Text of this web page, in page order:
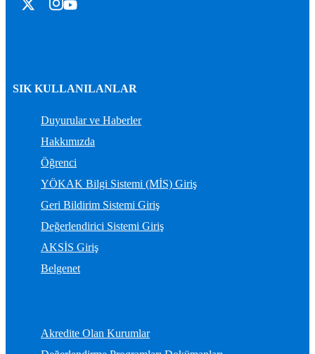
SIK KULLANILANLAR
Duyurular ve Haberler
Hakkımızda
Öğrenci
YÖKAK Bilgi Sistemi (MİS) Giriş
Geri Bildirim Sistemi Giriş
Değerlendirici Sistemi Giriş
AKSİS Giriş
Belgenet
Akredite Olan Kurumlar